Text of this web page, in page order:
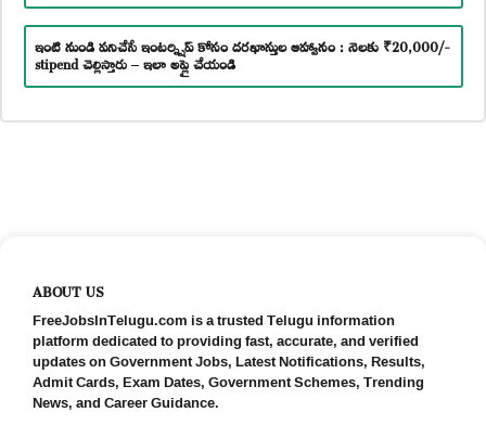
ఇంటి నుండి పనిచేసే ఇంటర్న్షిప్ కోసం దరఖాస్తుల ఆహ్వానం : నెలకు ₹20,000/-
stipend చెల్లిస్తారు – ఇలా అప్లై చేయండి
ABOUT US
FreeJobsInTelugu.com is a trusted Telugu information
platform dedicated to providing fast, accurate, and verified
updates on Government Jobs, Latest Notifications, Results,
Admit Cards, Exam Dates, Government Schemes, Trending
News, and Career Guidance.